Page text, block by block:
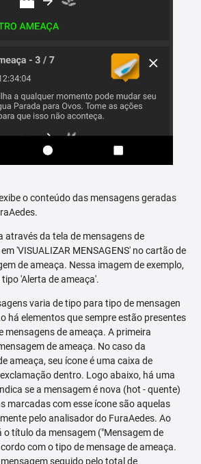
o conteúdo das mensagens geradas
através da tela de mensagens de
'VISUALIZAR MENSAGENS' no cartão de
de ameaça. Nessa imagem de exemplo,
'Alerta de ameaça'.
varia de tipo para tipo de mensagen
há elementos que sempre estão presentes
mensagens de ameaça. A primeira
de ameaça. No caso da
ameaça, seu ícone é uma caixa de
dentro. Logo abaixo, há uma
se a mensagem é nova (hot - quente)
marcadas com esse ícone são aquelas
pelo analisador do FuraAedes. Ao
o título da mensagem ("Mensagem de
com o tipo de mensage de ameaça.
seguido pelo total de